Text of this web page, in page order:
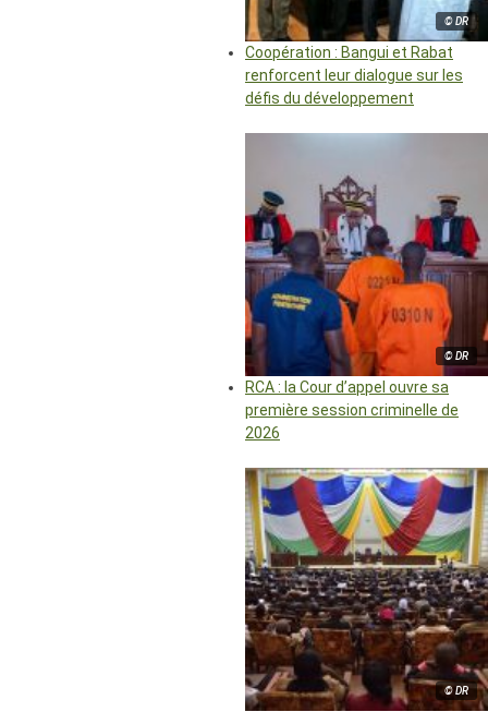
© DR
Coopération : Bangui et Rabat
renforcent leur dialogue sur les
défis du développement
© DR
RCA : la Cour d’appel ouvre sa
première session criminelle de
2026
© DR